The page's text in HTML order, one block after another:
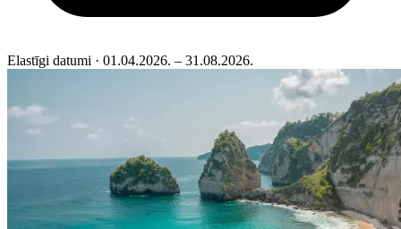
Elastīgi datumi · 01.04.2026. – 31.08.2026.